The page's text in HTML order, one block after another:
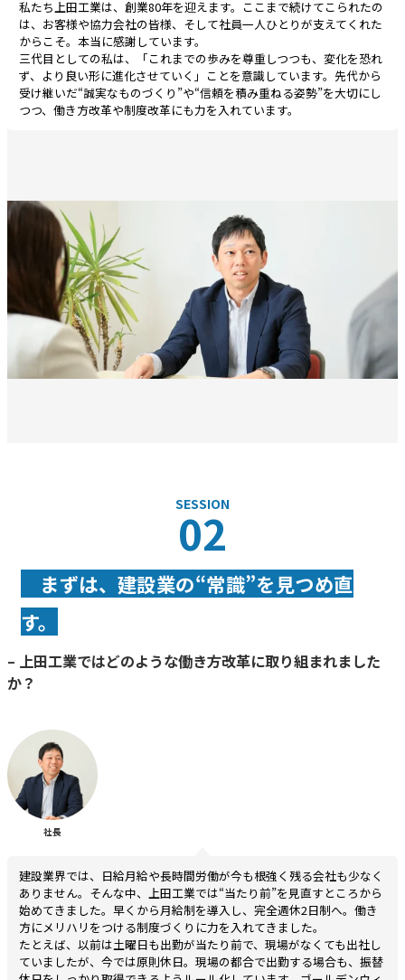
私たち上田工業は、創業80年を迎えます。ここまで続けてこられたの
は、お客様や協力会社の皆様、そして社員一人ひとりが支えてくれた
からこそ。本当に感謝しています。
三代目としての私は、「これまでの歩みを尊重しつつも、変化を恐れ
ず、より良い形に進化させていく」ことを意識しています。先代から
受け継いだ“誠実なものづくり”や“信頼を積み重ねる姿勢”を大切にし
つつ、働き方改革や制度改革にも力を入れています。
SESSION
02
まずは、建設業の“常識”を見つめ直
す。
– 上田工業ではどのような働き方改革に取り組まれました
か？
社長
建設業界では、日給月給や長時間労働が今も根強く残る会社も少なく
ありません。そんな中、上田工業では“当たり前”を見直すところから
始めてきました。早くから月給制を導入し、完全週休2日制へ。働き
方にメリハリをつける制度づくりに力を入れてきました。
たとえば、以前は土曜日も出勤が当たり前で、現場がなくても出社し
ていましたが、今では原則休日。現場の都合で出勤する場合も、振替